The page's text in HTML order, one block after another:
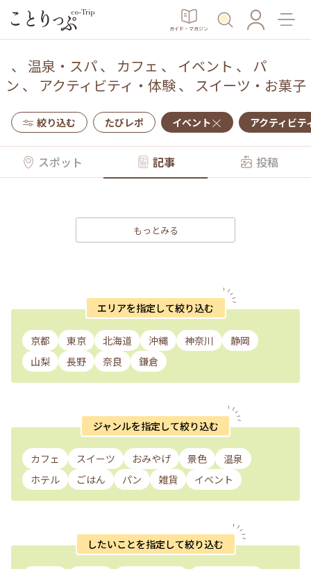
ガイド・マガジン
、 温泉・スパ、 カフェ 、 イベント 、 パ
ン 、 アクティビティ・体験、 スイーツ・お菓子
絞り込む たびレポ イベント アクティビテ
スポット 記事 投稿
もっとみる
エリアを指定して絞り込む
京都 東京 北海道 沖縄 神奈川
静岡
山梨
長野 奈良 鎌倉
ジャンルを指定して絞り込む
カフェ スイーツ おみやげ 景色
温泉
ホテル
ごはん パン 雑貨 イベント
したいことを指定して絞り込む